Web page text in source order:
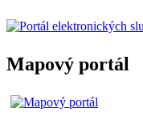
Mapový portál